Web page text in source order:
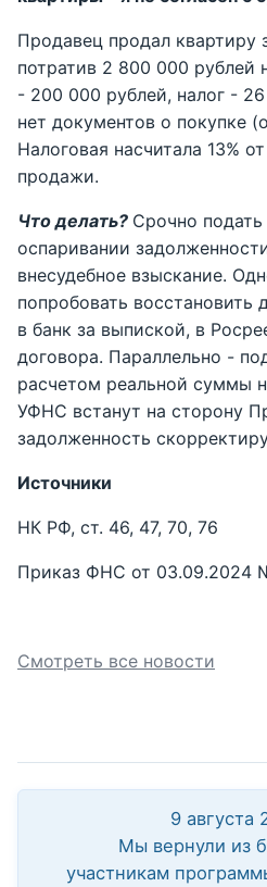
Продавец продал квартиру
потратив 2 800 000 рублей
- 200 000 рублей, налог -
нет документов о покупке
Налоговая насчитала 13%
продажи.
Что делать? Срочно подать
оспаривании
внесудебное взыскание.
попробовать восстановить
в банк за выпиской, в
договора. Параллельно -
расчетом реальной суммы
УФНС встанут на сторону
задолженность
Источники
НК РФ, ст. 46, 47, 70, 76
Приказ ФНС от 03.09.2024
Смотреть все новости
9 августа
Мы вернули из
участникам